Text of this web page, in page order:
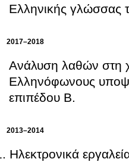
Ελληνικής γλώσσας
2017–2018
Ανάλυση λαθών στη
Ελληνόφωνους υποψήφιους των εξετάσεων του ΚΠΓ Ιταλικής γλώσσας,
επιπέδου Β.
2013–2014
Ηλεκτρονικά